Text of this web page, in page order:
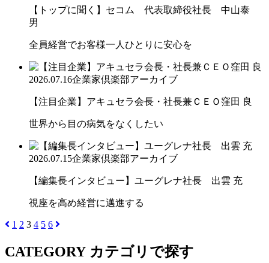
【トップに聞く】セコム 代表取締役社長 中山泰
男
全員経営でお客様一人ひとりに安心を
2026.07.16企業家倶楽部アーカイブ
【注目企業】アキュセラ会長・社長兼ＣＥＯ窪田 良
世界から目の病気をなくしたい
2026.07.15企業家倶楽部アーカイブ
【編集長インタビュー】ユーグレナ社長 出雲 充
視座を高め経営に邁進する
1 2 3 4 5 6
CATEGORY カテゴリで探す